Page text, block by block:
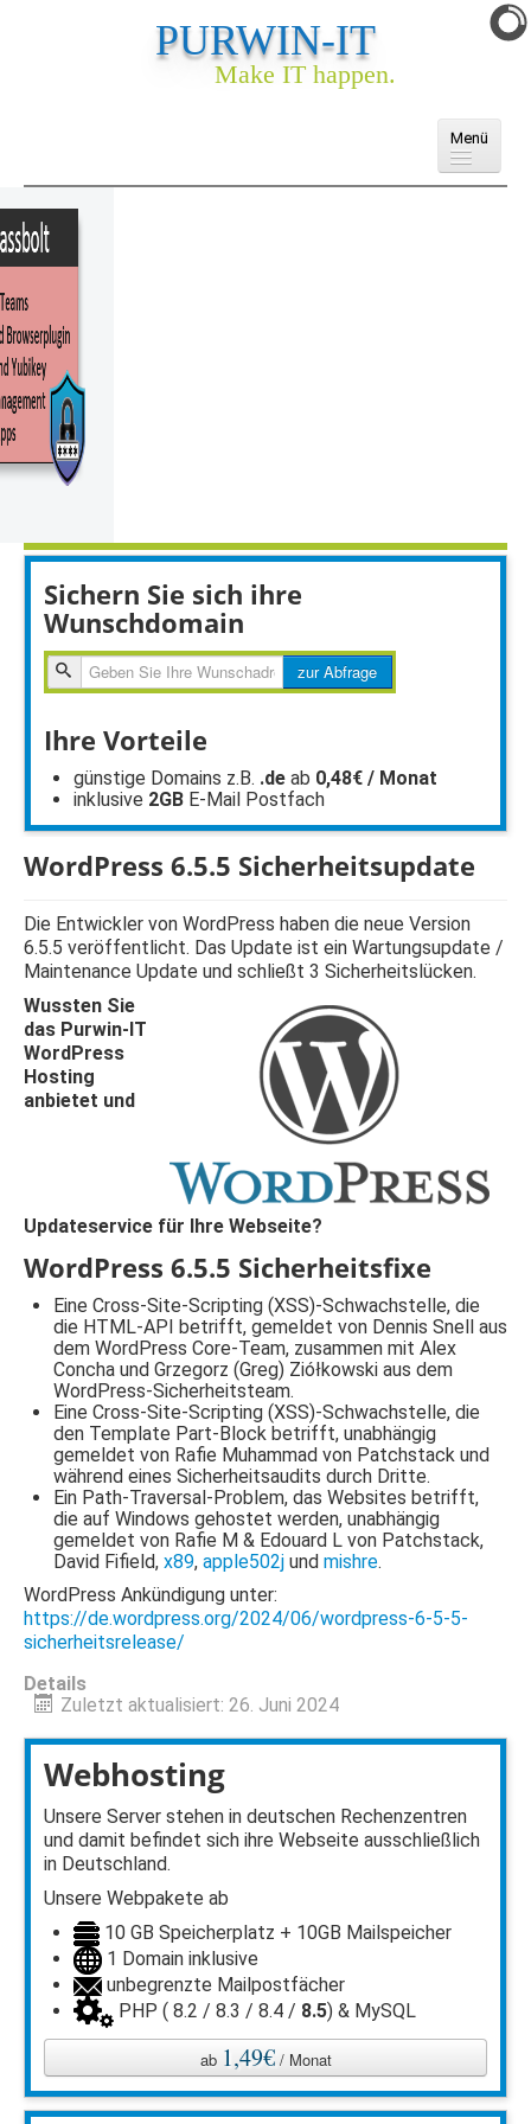
PURWIN-IT
Make IT happen.
Menü
Domains
E-Mail
Webhosting
Webseite & Webshop
Ankauf
Sichern Sie sich ihre
Wunschdomain
zur
Abfragen
zur Abfrage
Ihre Vorteile
günstige Domains z.B. .de ab 0,48€ / Monat
inklusive 2GB E-Mail Postfach
WordPress 6.5.5 Sicherheitsupdate
Die Entwickler von WordPress haben die neue Version
6.5.5 veröffentlicht. Das Update ist ein Wartungsupdate /
Maintenance Update und schließt 3 Sicherheitslücken.
Wussten Sie
das Purwin-IT
WordPress
Hosting
anbietet und
Updateservice für Ihre Webseite?
WordPress 6.5.5 Sicherheitsfixe
Eine Cross-Site-Scripting (XSS)-Schwachstelle, die
die HTML-API betrifft, gemeldet von Dennis Snell aus
dem WordPress Core-Team, zusammen mit Alex
Concha und Grzegorz (Greg) Ziółkowski aus dem
WordPress-Sicherheitsteam.
Eine Cross-Site-Scripting (XSS)-Schwachstelle, die
den Template Part-Block betrifft, unabhängig
gemeldet von Rafie Muhammad von Patchstack und
während eines Sicherheitsaudits durch Dritte.
Ein Path-Traversal-Problem, das Websites betrifft,
die auf Windows gehostet werden, unabhängig
gemeldet von Rafie M & Edouard L von Patchstack,
David Fifield, x89, apple502j und mishre.
WordPress Ankündigung unter:
https://de.wordpress.org/2024/06/wordpress-6-5-5-
sicherheitsrelease/
Details
Zuletzt aktualisiert: 26. Juni 2024
Webhosting
Unsere Server stehen in deutschen Rechenzentren
und damit befindet sich ihre Webseite ausschließlich
in Deutschland.
Unsere Webpakete ab
10 GB Speicherplatz + 10GB Mailspeicher
1 Domain inklusive
unbegrenzte Mailpostfächer
PHP ( 8.2 / 8.3 / 8.4 / 8.5) & MySQL
ab 1,49€/ Monat